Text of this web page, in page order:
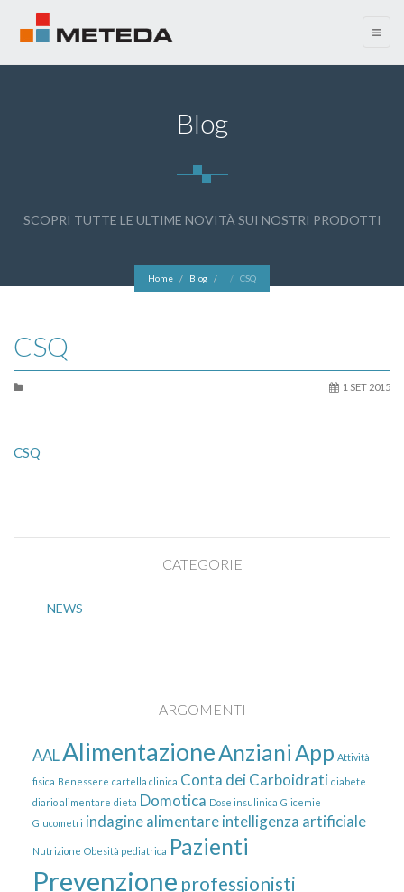
menu
Blog
SCOPRI TUTTE LE ULTIME NOVITÀ SUI NOSTRI PRODOTTI
Home Blog CSQ
CSQ
1 SET 2015
CSQ
CATEGORIE
NEWS
ARGOMENTI
AALAlimentazioneAnzianiApp Attività
fisica Benessere cartella clinica Conta dei Carboidrati diabete
diario alimentare dieta Domotica Dose insulinica Glicemie
Glucometri indagine alimentareintelligenza artificiale
Nutrizione Obesità pediatrica Pazienti
Prevenzione professionisti